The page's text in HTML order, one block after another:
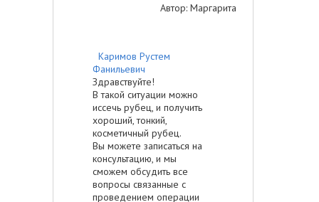
Автор: Маргарита
Каримов Рустем
Фанильевич
Здравствуйте!
В такой ситуации можно
иссечь рубец, и получить
хороший, тонкий,
косметичный рубец.
Вы можете записаться на
консультацию, и мы
сможем обсудить все
вопросы связанные с
проведением операции